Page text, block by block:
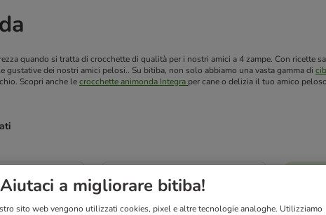
quando si tratta di crocchette di qualità per i nostri amici a 4 zampe. Con
gustative dei nostri amici pelosi.. Su bitiba, non solo abbiamo una vasta gamma di
Scopri anche lecrocchette animonda Integra per cane o delizia il tuo amico
Aiutaci a migliorare bitiba!
sito web vengono utilizzati cookies, pixel e altre tecnologie analoghe. Utilizziamo